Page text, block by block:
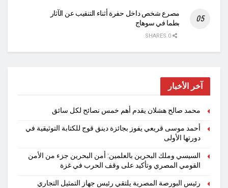
مصرع شخص داخل حفرة أثناء التنقيب عن الآثار
بطما في سوهاج
آخر الأخبار
محمد صالح هشلان يقدم أهم خمس نصائح لكل سائق
أحمد موسى قريعي يفوز بجائزة دينق قوج للكتابة التوثيقية في
دورتها الأولى
السيسي وملك البحرين بالعلمين: أمن البحرين جزء من الأمن
القومي المصري وتأكيد على وقف الحرب في غزة
رئيس البورصة المصرية يلتقي رئيس جهاز التمثيل التجاري